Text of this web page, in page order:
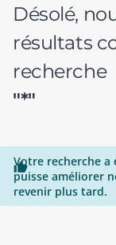
Désolé,
résultats
recherche
"*"

Votre recherche
puisse améliorer
revenir plus tard.